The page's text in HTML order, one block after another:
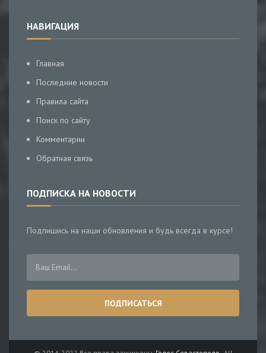
НАВИГАЦИЯ
Главная
Последние новости
Правила сайта
Поиск по сайту
Комментарии
Обратная связь
ПОДПИСКА НА НОВОСТИ
Подпишись на наши обновления и будь всегда в курсе!